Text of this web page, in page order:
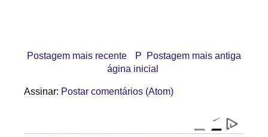
Postagem mais recente Postagem mais antiga
P
ágina inicial
Assinar: Postar comentários (Atom)